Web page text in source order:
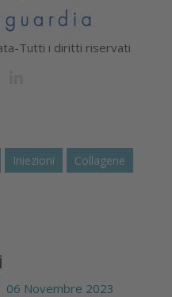
Tutti i diritti riservati
Iniezioni
Collagene
Novembre 2023